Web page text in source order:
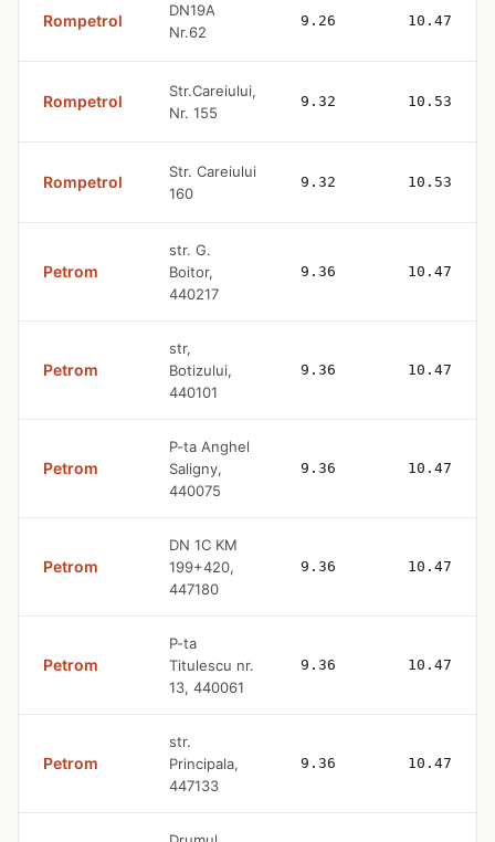
Rompetrol
DN19A
Nr.62
9.26 10.47
Rompetrol
Str.Careiului,
Nr. 155
9.32 10.53
Rompetrol
Str. Careiului
160
9.32 10.53
Petrom
str. G.
Boitor,
440217
9.36 10.47
Petrom
str,
Botizului,
440101
9.36 10.47
Petrom
P-ta Anghel
Saligny,
440075
9.36 10.47
Petrom
DN 1C KM
199+420,
447180
9.36 10.47
Petrom
P-ta
Titulescu nr.
13, 440061
9.36 10.47
Petrom
str.
Principala,
447133
9.36 10.47